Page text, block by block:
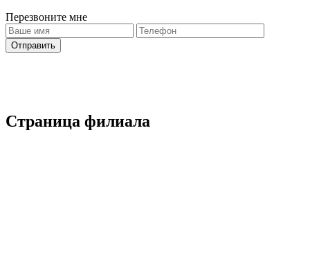
Перезвоните мне
Страница филиала